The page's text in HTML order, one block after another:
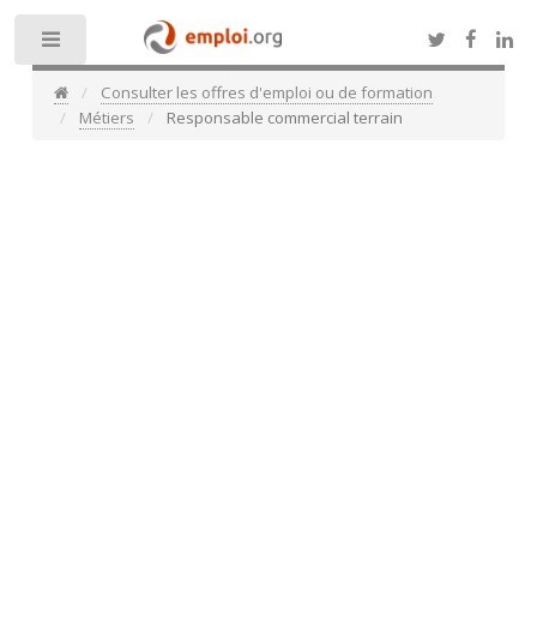
Consulter les offres d'emploi ou de formation
Métiers
Responsable commercial terrain
Toggle